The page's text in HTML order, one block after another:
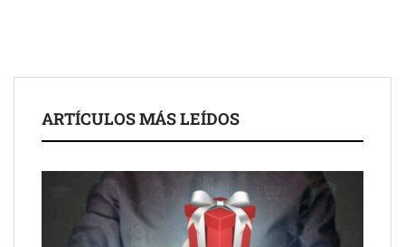
Schaeffler mejora su rentabilidad en el primer semestre de 2026
ARTÍCULOS MÁS LEÍDOS